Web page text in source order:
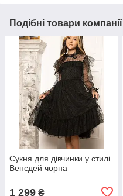
Подібні товари компанії
Сукня для дівчинки у стилі
Венсдей чорна
1 299 ₴